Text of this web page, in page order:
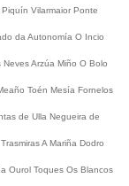
Piquín Vilarmaior Ponte
da Autonomía O Incio
NevesArzúa Miño O Bolo
Toén Mesía Fornelos
de Ulla Negueira de
TrasmirasA Mariña Dodro
Ourol Toques Os Blancos